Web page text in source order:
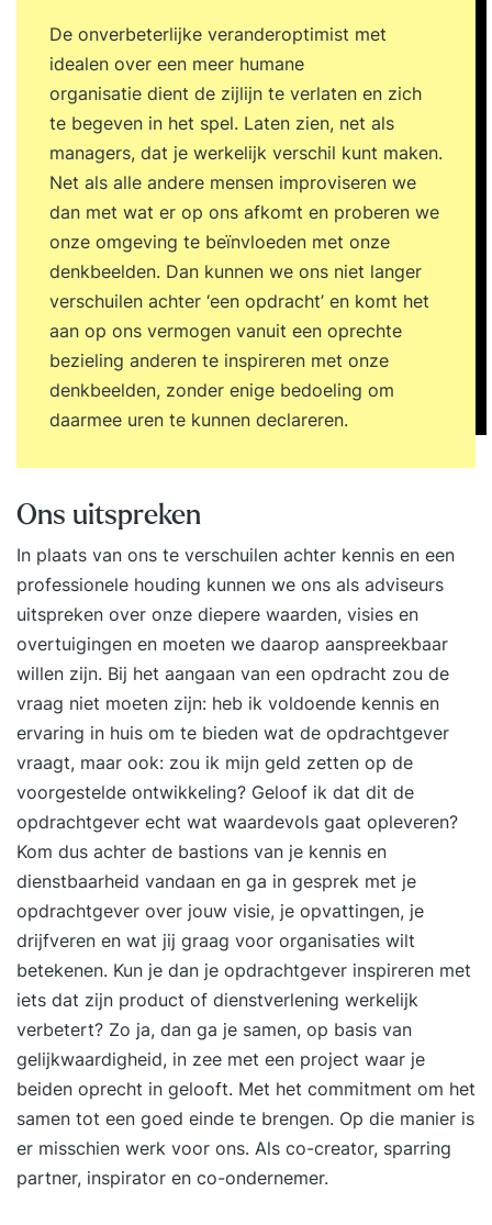
De onverbeterlijke veranderoptimist met
idealen over een meer humane
organisatie dient de zijlijn te verlaten en zich
te begeven in het spel. Laten zien, net als
managers, dat je werkelijk verschil kunt maken.
Net als alle andere mensen improviseren we
dan met wat er op ons afkomt en proberen we
onze omgeving te beïnvloeden met onze
denkbeelden. Dan kunnen we ons niet langer
verschuilen achter ‘een opdracht’ en komt het
aan op ons vermogen vanuit een oprechte
bezieling anderen te inspireren met onze
denkbeelden, zonder enige bedoeling om
daarmee uren te kunnen declareren.
Ons uitspreken
In plaats van ons te verschuilen achter kennis en een
professionele houding kunnen we ons als adviseurs
uitspreken over onze diepere waarden, visies en
overtuigingen en moeten we daarop aanspreekbaar
willen zijn. Bij het aangaan van een opdracht zou de
vraag niet moeten zijn: heb ik voldoende kennis en
ervaring in huis om te bieden wat de opdrachtgever
vraagt, maar ook: zou ik mijn geld zetten op de
voorgestelde ontwikkeling? Geloof ik dat dit de
opdrachtgever echt wat waardevols gaat opleveren?
Kom dus achter de bastions van je kennis en
dienstbaarheid vandaan en ga in gesprek met je
opdrachtgever over jouw visie, je opvattingen, je
drijfveren en wat jij graag voor organisaties wilt
betekenen. Kun je dan je opdrachtgever inspireren met
iets dat zijn product of dienstverlening werkelijk
verbetert? Zo ja, dan ga je samen, op basis van
gelijkwaardigheid, in zee met een project waar je
beiden oprecht in gelooft. Met het commitment om het
samen tot een goed einde te brengen. Op die manier is
er misschien werk voor ons. Als co-creator, sparring
partner, inspirator en co-ondernemer.